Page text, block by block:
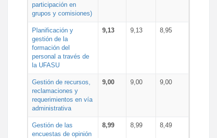
participación en
grupos y comisiones)
Planificación y
gestión de la
formación del
personal a través de
la UFASU
9,13 9,13 8,95
Gestión de recursos,
reclamaciones y
requerimientos en vía
administrativa
9,00 9,00 9,00
Gestión de las
encuestas de opinión
8,99 8,99 8,49